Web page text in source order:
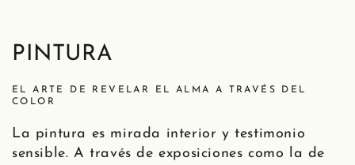
PINTURA
EL ARTE DE REVELAR EL ALMA A TRAVÉS DEL
COLOR
La pintura es mirada interior y testimonio
sensible. A través de exposiciones como la de